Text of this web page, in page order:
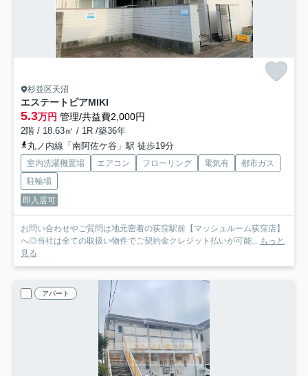
杉並区天沼
エステートピアMIKI
5.3万円 管理/共益費2,000円
2階 / 18.63㎡ / 1R /築36年
丸ノ内線「南阿佐ケ谷」駅 徒歩19分
室内洗濯機置場 エアコン フローリング 電気有
都市ガス
駐輪場
即入居可
お問い合わせやご質問は地元密着の荻窪駅前【マッシュルーム荻窪店】
へ◎当社は全ての取扱い物件でご契約金クレジット払いが可能... もっと
見る
アパート